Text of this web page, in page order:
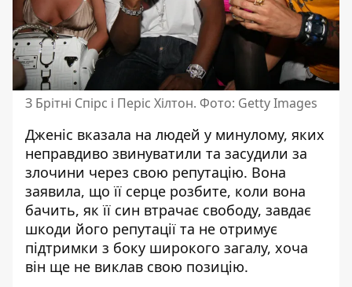
З Брітні Спірс і Періс Хілтон. Фото: Getty Images
Дженіс вказала на людей у минулому, яких
неправдиво звинуватили та засудили за
злочини через свою репутацію. Вона
заявила, що її серце розбите, коли вона
бачить, як її син втрачає свободу, завдає
шкоди його репутації та не отримує
підтримки з боку широкого загалу, хоча
він ще не виклав свою позицію.